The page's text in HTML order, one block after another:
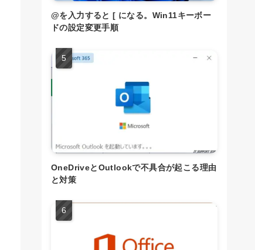
@を入力すると [ になる。Win11キーボー
ドの設定変更手順
OneDriveとOutlookで不具合が起こる理由
と対策